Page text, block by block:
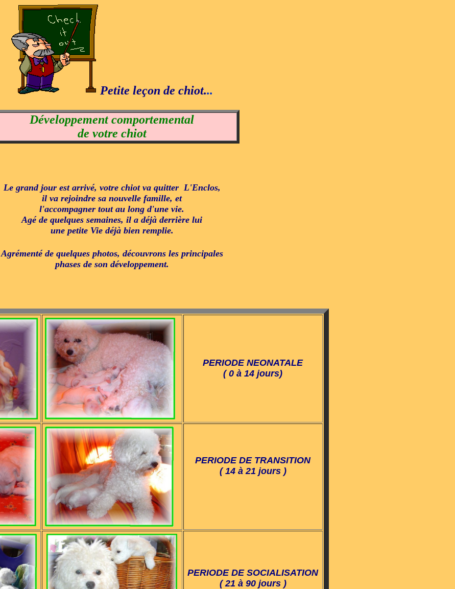
Petite leçon de chiot...
Développement comportemental
de votre chiot
Le grand jour est arrivé, votre chiot va quitter L'Enclos,
il va rejoindre sa nouvelle famille, et
l'accompagner tout au long d'une vie.
Agé de quelques semaines, il a déjà derrière lui
une petite Vie déjà bien remplie.
Agrémenté de quelques photos, découvrons les principales
phases de son développement.
PERIODE NEONATALE
( 0 à 14 jours)
PERIODE DE TRANSITION
( 14 à 21 jours )
PERIODE DE SOCIALISATION
( 21 à 90 jours )